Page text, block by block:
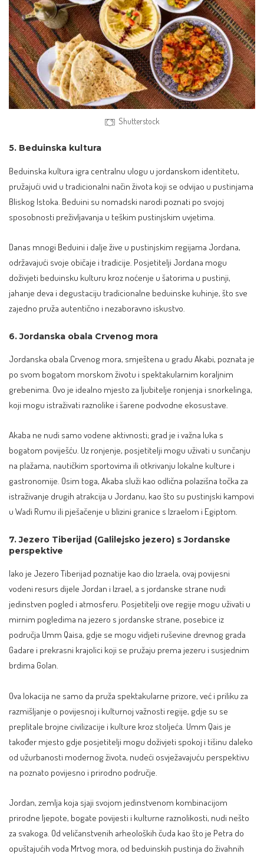
Shutterstock
5. Beduinska kultura
Beduinska kultura igra centralnu ulogu u jordanskom identitetu,
pružajući uvid u tradicionalni način života koji se odvijao u pustinjama
Bliskog Istoka. Beduini su nomadski narodi poznati po svojoj
sposobnosti preživljavanja u teškim pustinjskim uvjetima.
Danas mnogi Beduini i dalje žive u pustinjskim regijama Jordana,
održavajući svoje običaje i tradicije. Posjetitelji Jordana mogu
doživjeti beduinsku kulturu kroz noćenje u šatorima u pustinji,
jahanje deva i degustaciju tradicionalne beduinske kuhinje, što sve
zajedno pruža autentično i nezaboravno iskustvo.
6. Jordanska obala Crvenog mora
Jordanska obala Crvenog mora, smještena u gradu Akabi, poznata je
po svom bogatom morskom životu i spektakularnim koraljnim
grebenima. Ovo je idealno mjesto za ljubitelje ronjenja i snorkelinga,
koji mogu istraživati raznolike i šarene podvodne ekosustave.
Akaba ne nudi samo vodene aktivnosti; grad je i važna luka s
bogatom poviješću. Uz ronjenje, posjetitelji mogu uživati u sunčanju
na plažama, nautičkim sportovima ili otkrivanju lokalne kulture i
gastronomije. Osim toga, Akaba služi kao odlična polazišna točka za
istraživanje drugih atrakcija u Jordanu, kao što su pustinjski kampovi
u Wadi Rumu ili pješačenje u blizini granice s Izraelom i Egiptom.
7. Jezero Tiberijad (Galilejsko jezero) s Jordanske
perspektive
Iako je Jezero Tiberijad poznatije kao dio Izraela, ovaj povijesni
vodeni resurs dijele Jordan i Izrael, a s jordanske strane nudi
jedinstven pogled i atmosferu. Posjetitelji ove regije mogu uživati u
mirnim pogledima na jezero s jordanske strane, posebice iz
područja Umm Qaisa, gdje se mogu vidjeti ruševine drevnog grada
Gadare i prekrasni krajolici koji se pružaju prema jezeru i susjednim
brdima Golan.
Ova lokacija ne samo da pruža spektakularne prizore, već i priliku za
razmišljanje o povijesnoj i kulturnoj važnosti regije, gdje su se
preplitale brojne civilizacije i kulture kroz stoljeća. Umm Qais je
također mjesto gdje posjetitelji mogu doživjeti spokoj i tišinu daleko
od užurbanosti modernog života, nudeći osvježavajuću perspektivu
na poznato povijesno i prirodno područje.
Jordan, zemlja koja sjaji svojom jedinstvenom kombinacijom
prirodne ljepote, bogate povijesti i kulturne raznolikosti, nudi nešto
za svakoga. Od veličanstvenih arheoloških čuda kao što je Petra do
opuštajućih voda Mrtvog mora, od beduinskih pustinja do živahnih